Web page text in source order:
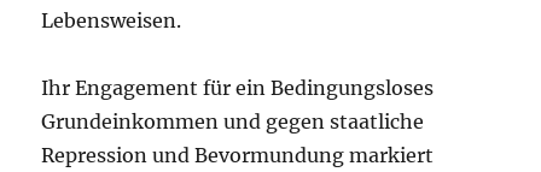
Lebensweisen.
Ihr Engagement für ein Bedingungsloses
Grundeinkommen und gegen staatliche
Repression und Bevormundung markiert